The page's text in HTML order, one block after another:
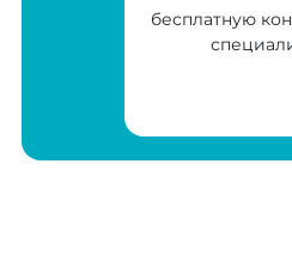
бесплатную